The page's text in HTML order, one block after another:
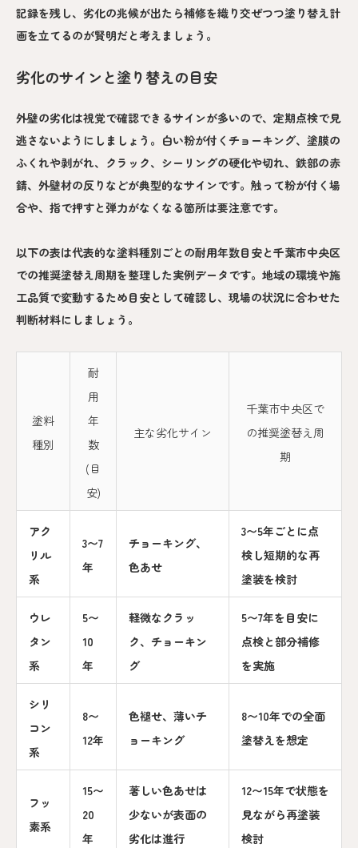
記録を残し、劣化の兆候が出たら補修を織り交ぜつつ塗り替え計
画を立てるのが賢明だと考えましょう。
劣化のサインと塗り替えの目安
外壁の劣化は視覚で確認できるサインが多いので、定期点検で見
逃さないようにしましょう。白い粉が付くチョーキング、塗膜の
ふくれや剥がれ、クラック、シーリングの硬化や切れ、鉄部の赤
錆、外壁材の反りなどが典型的なサインです。触って粉が付く場
合や、指で押すと弾力がなくなる箇所は要注意です。
以下の表は代表的な塗料種別ごとの耐用年数目安と千葉市中央区
での推奨塗替え周期を整理した実例データです。地域の環境や施
工品質で変動するため目安として確認し、現場の状況に合わせた
判断材料にしましょう。
塗料
種別
耐
用
年
数
(目
安)
主な劣化サイン
千葉市中央区で
の推奨塗替え周
期
アク
リル
系
3〜7
年
チョーキング、
色あせ
3〜5年ごとに点
検し短期的な再
塗装を検討
ウレ
タン
系
5〜
10
年
軽微なクラッ
ク、チョーキン
グ
5〜7年を目安に
点検と部分補修
を実施
シリ
コン
系
8〜
12年
色褪せ、薄いチ
ョーキング
8〜10年での全面
塗替えを想定
フッ
素系
15〜
20
年
著しい色あせは
少ないが表面の
劣化は進行
12〜15年で状態を
見ながら再塗装
検討